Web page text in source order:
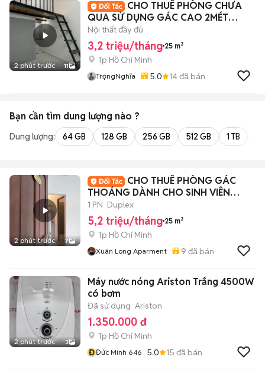
2 phút trước 11
CHO THUÊ PHÒNG CHƯA
QUA SỬ DỤNG GÁC CAO 2MÉT
ĐƯỜNG HUỲNH VĂN NGHỆ
Nội thất đầy đủ
3,2 triệu/tháng 25 m²
Tp Hồ Chí Minh
TrọngNghĩa 5.0 14đã bán
Bạn cần tìm dung lượng nào ?
Dung lượng: 64 GB 128 GB 256 GB 512 GB 1 TB
2 phút trước 7
CHO THUÊ PHÒNG GÁC
THOÁNG DÀNH CHO SINH VIÊN
HUTECH, GTVT, FTU
1 PN Duplex
5,2 triệu/tháng 25 m²
Tp Hồ Chí Minh
Xuân Long Aparment 9 đã bán
2 phút trước 3
Máy nước nóng Ariston Trắng 4500W
có bơm
Đã sử dụng Ariston
1.350.000 đ
Tp Hồ Chí Minh
ĐĐức Minh 646 5.0 15 đã bán